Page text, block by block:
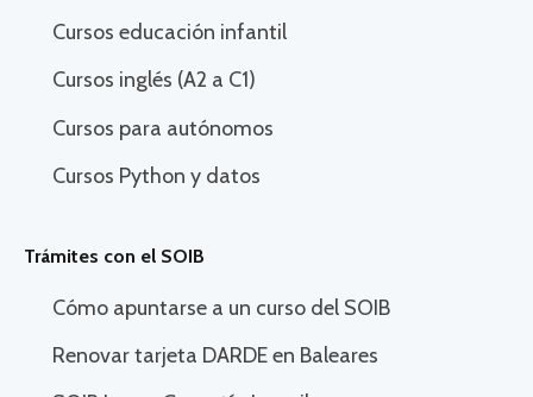
Cursos educación infantil
Cursos inglés (A2 a C1)
Cursos para autónomos
Cursos Python y datos
Trámites con el SOIB
Cómo apuntarse a un curso del SOIB
Renovar tarjeta DARDE en Baleares